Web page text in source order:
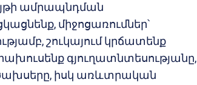
ամրապնդման
միջոցառումներ՝
շուկայում կրճատենք
գյուղատնտեսությանը,
իսկ առևտրական